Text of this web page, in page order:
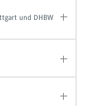
und DHBW